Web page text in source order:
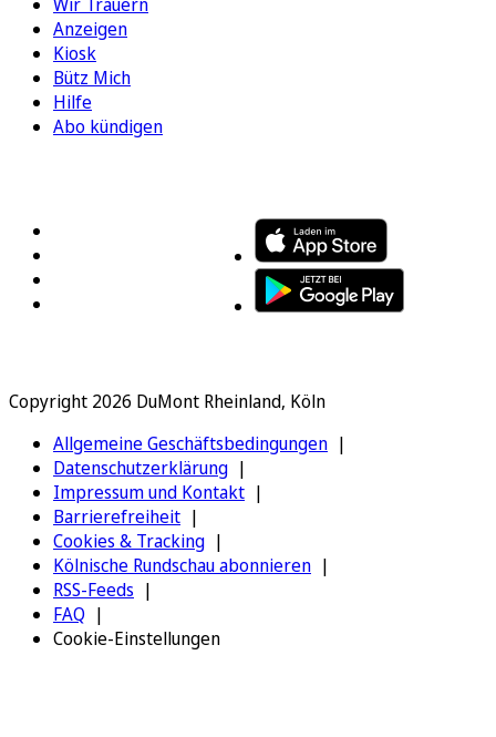
Anzeigen
Kiosk
Bütz Mich
Hilfe
Abo kündigen
Copyright 2026 DuMont Rheinland, Köln
Allgemeine Geschäftsbedingungen
Datenschutzerklärung
Impressum und Kontakt
Barrierefreiheit
Cookies & Tracking
Kölnische Rundschau abonnieren
RSS-Feeds
FAQ
Cookie-Einstellungen